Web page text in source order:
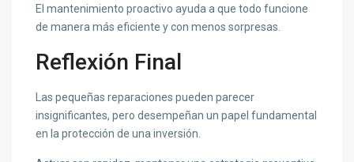
El mantenimiento proactivo ayuda a que todo funcione
de manera más eficiente y con menos sorpresas.
Reflexión Final
Las pequeñas reparaciones pueden parecer
insignificantes, pero desempeñan un papel fundamental
en la protección de una inversión.